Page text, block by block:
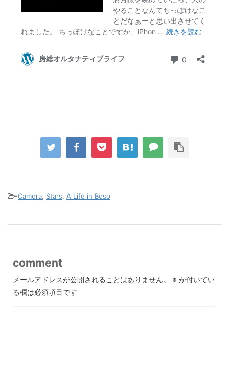
-Camera, Stars, A Life in Boso
comment
メールアドレスが公開されることはありません。 ※ が付いてい
る欄は必須項目です